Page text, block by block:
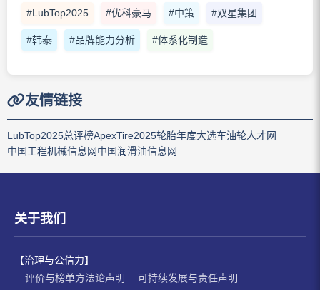
#LubTop2025 #优科豪马 #中策 #双星集团
#韩泰 #品牌能力分析 #体系化制造
友情链接
LubTop2025总评榜ApexTire2025轮胎年度大选车油轮人才网
中国工程机械信息网中国润滑油信息网
关于我们
【治理与公信力】
评价与榜单方法论声明
可持续发展与责任声明